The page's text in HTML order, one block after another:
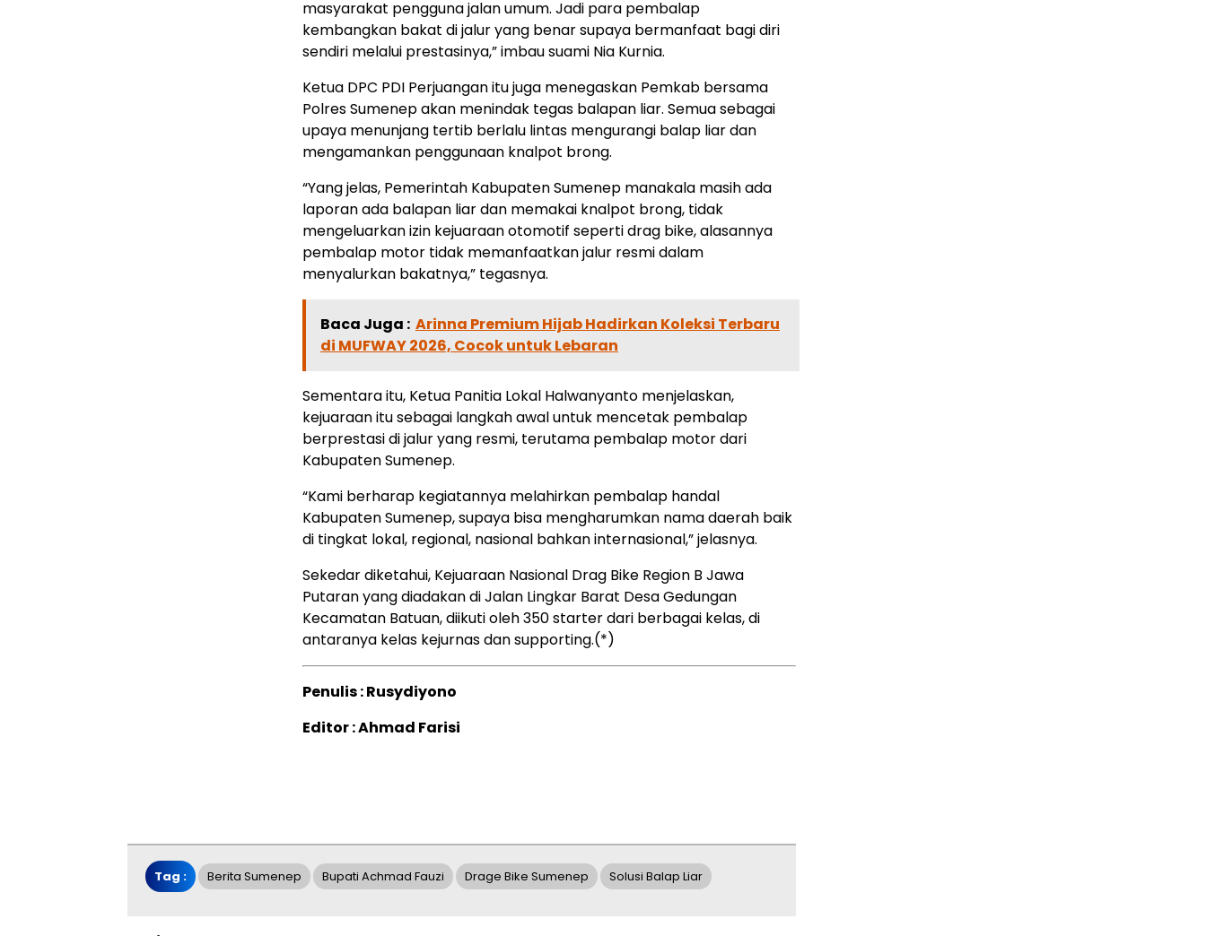
masyarakat pengguna jalan umum. Jadi para pembalap
kembangkan bakat di jalur yang benar supaya bermanfaat bagi diri
sendiri melalui prestasinya,” imbau suami Nia Kurnia.
Ketua DPC PDI Perjuangan itu juga menegaskan Pemkab bersama
Polres Sumenep akan menindak tegas balapan liar. Semua sebagai
upaya menunjang tertib berlalu lintas mengurangi balap liar dan
mengamankan penggunaan knalpot brong.
“Yang jelas, Pemerintah Kabupaten Sumenep manakala masih ada
laporan ada balapan liar dan memakai knalpot brong, tidak
mengeluarkan izin kejuaraan otomotif seperti drag bike, alasannya
pembalap motor tidak memanfaatkan jalur resmi dalam
menyalurkan bakatnya,” tegasnya.
Baca Juga : Arinna Premium Hijab Hadirkan Koleksi Terbaru
di MUFWAY 2026, Cocok untuk Lebaran
Sementara itu, Ketua Panitia Lokal Halwanyanto menjelaskan,
kejuaraan itu sebagai langkah awal untuk mencetak pembalap
berprestasi di jalur yang resmi, terutama pembalap motor dari
Kabupaten Sumenep.
“Kami berharap kegiatannya melahirkan pembalap handal
Kabupaten Sumenep, supaya bisa mengharumkan nama daerah baik
di tingkat lokal, regional, nasional bahkan internasional,” jelasnya.
Sekedar diketahui, Kejuaraan Nasional Drag Bike Region B Jawa
Putaran yang diadakan di Jalan Lingkar Barat Desa Gedungan
Kecamatan Batuan, diikuti oleh 350 starter dari berbagai kelas, di
antaranya kelas kejurnas dan supporting.(*)
Penulis : Rusydiyono
Editor : Ahmad Farisi
Tag : Berita Sumenep Bupati Achmad Fauzi Drage Bike Sumenep Solusi Balap Liar